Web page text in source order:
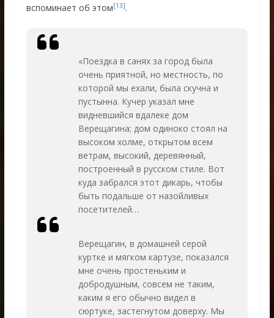
вспоминает об этом[13].
«Поездка в санях за город была
очень приятной, но местность, по
которой мы ехали, была скучна и
пустынна. Кучер указал мне
видневшийся вдалеке дом
Верещагина; дом одиноко стоял на
высоком холме, открытом всем
ветрам, высокий, деревянный,
построенный в русском стиле. Вот
куда забрался этот дикарь, чтобы
быть подальше от назойливых
посетителей…
Верещагин, в домашней серой
куртке и мягком картузе, показался
мне очень простеньким и
добродушным, совсем не таким,
каким я его обычно видел в
сюртуке, застегнутом доверху. Мы